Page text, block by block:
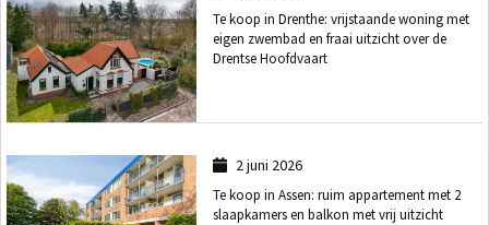
Te koop in Drenthe: vrijstaande woning met
eigen zwembad en fraai uitzicht over de
Drentse Hoofdvaart
2 juni 2026
Te koop in Assen: ruim appartement met 2
slaapkamers en balkon met vrij uitzicht